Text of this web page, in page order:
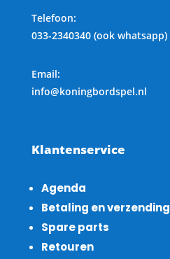
Telefoon:
033-2340340 (ook whatsapp)
Email:
info@koningbordspel.nl
Klantenservice
Agenda
Betaling en verzending
Spare parts
Retouren